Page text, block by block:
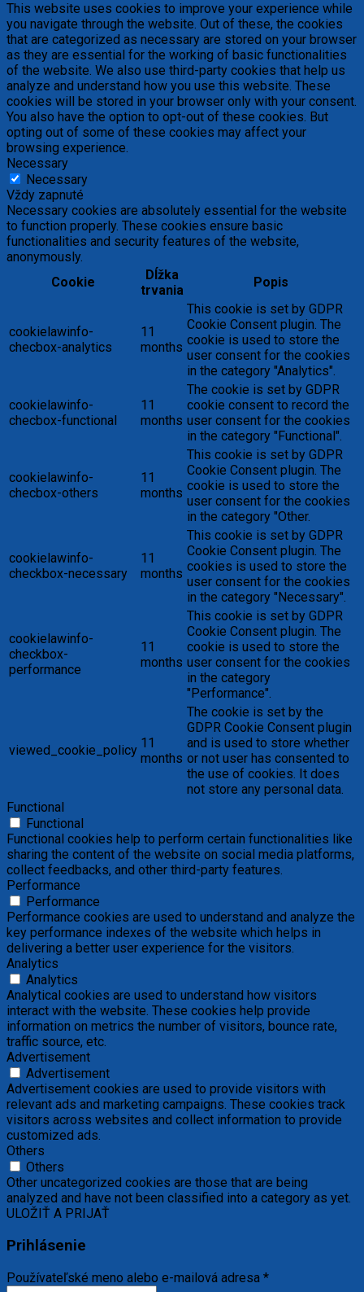
This website uses cookies to improve your experience while
you navigate through the website. Out of these, the cookies
that are categorized as necessary are stored on your browser
as they are essential for the working of basic functionalities
of the website. We also use third-party cookies that help us
analyze and understand how you use this website. These
cookies will be stored in your browser only with your consent.
You also have the option to opt-out of these cookies. But
opting out of some of these cookies may affect your
browsing experience.
Necessary
Necessary
Vždy zapnuté
Necessary cookies are absolutely essential for the website
to function properly. These cookies ensure basic
functionalities and security features of the website,
anonymously.
Cookie
Dĺžka
trvania
Popis
cookielawinfo-
checbox-analytics
11
months
This cookie is set by GDPR
Cookie Consent plugin. The
cookie is used to store the
user consent for the cookies
in the category "Analytics".
cookielawinfo-
checbox-functional
11
months
The cookie is set by GDPR
cookie consent to record the
user consent for the cookies
in the category "Functional".
cookielawinfo-
checbox-others
11
months
This cookie is set by GDPR
Cookie Consent plugin. The
cookie is used to store the
user consent for the cookies
in the category "Other.
cookielawinfo-
checkbox-necessary
11
months
This cookie is set by GDPR
Cookie Consent plugin. The
cookies is used to store the
user consent for the cookies
in the category "Necessary".
cookielawinfo-
checkbox-
performance
11
months
This cookie is set by GDPR
Cookie Consent plugin. The
cookie is used to store the
user consent for the cookies
in the category
"Performance".
viewed_cookie_policy 11
months
The cookie is set by the
GDPR Cookie Consent plugin
and is used to store whether
or not user has consented to
the use of cookies. It does
not store any personal data.
Functional
Functional
Functional cookies help to perform certain functionalities like
sharing the content of the website on social media platforms,
collect feedbacks, and other third-party features.
Performance
Performance
Performance cookies are used to understand and analyze the
key performance indexes of the website which helps in
delivering a better user experience for the visitors.
Analytics
Analytics
Analytical cookies are used to understand how visitors
interact with the website. These cookies help provide
information on metrics the number of visitors, bounce rate,
traffic source, etc.
Advertisement
Advertisement
Advertisement cookies are used to provide visitors with
relevant ads and marketing campaigns. These cookies track
visitors across websites and collect information to provide
customized ads.
Others
Others
Other uncategorized cookies are those that are being
analyzed and have not been classified into a category as yet.
ULOŽIŤ A PRIJAŤ
Prihlásenie
Používateľské meno alebo e-mailová adresa *